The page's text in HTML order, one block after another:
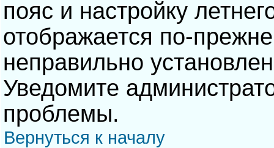
пояс и настройку
отображается по-
неправильно
Уведомите
проблемы.
Вернуться к началу